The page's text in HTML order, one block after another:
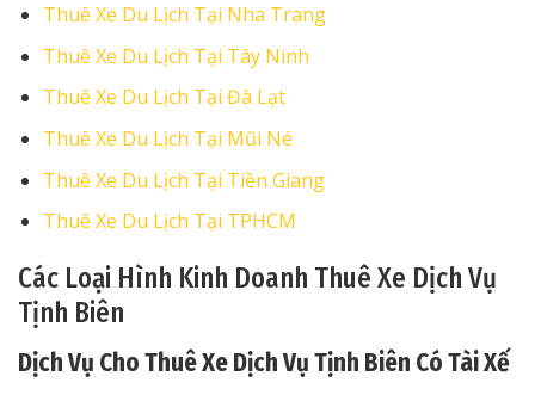
Thuê Xe Du Lịch Tại Nha Trang
Thuê Xe Du Lịch Tại Tây Ninh
Thuê Xe Du Lịch Tại Đà Lạt
Thuê Xe Du Lịch Tại Mũi Né
Thuê Xe Du Lịch Tại Tiền Giang
Thuê Xe Du Lịch Tại TPHCM
Các Loại Hình Kinh Doanh Thuê Xe Dịch Vụ
Tịnh Biên
Dịch Vụ Cho Thuê Xe Dịch Vụ Tịnh Biên Có Tài Xế